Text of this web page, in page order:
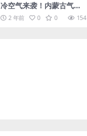
冷空气来袭！内蒙古气温
断崖式下跌！呼和浩特市
大部有降雪！
2 年前 0 0 154